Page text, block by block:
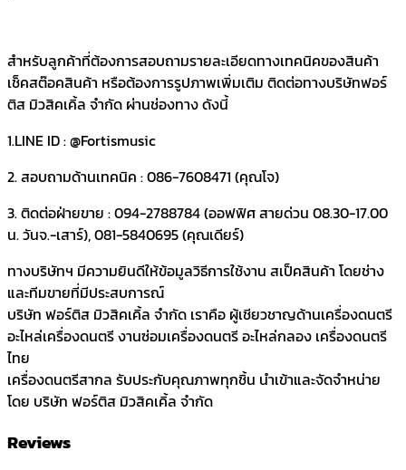
สำหรับลูกค้าที่ต้องการสอบถามรายละเอียดทางเทคนิคของสินค้า
เช็คสต๊อคสินค้า หรือต้องการรูปภาพเพิ่มเติม ติดต่อทางบริษัทฟอร์
ติส มิวสิคเคิ้ล จำกัด ผ่านช่องทาง ดังนี้
1.LINE ID : @Fortismusic
2. สอบถามด้านเทคนิค : 086-7608471 (คุณโจ)
3. ติดต่อฝ่ายขาย : 094-2788784 (ออฟฟิศ สายด่วน 08.30-17.00
น. วันจ.-เสาร์), 081-5840695 (คุณเดียร์)
ทางบริษัทฯ มีความยินดีให้ข้อมูลวิธีการใช้งาน สเป็คสินค้า โดยช่าง
และทีมขายที่มีประสบการณ์
บริษัท ฟอร์ติส มิวสิคเคิ้ล จำกัด เราคือ ผู้เชียวชาญด้านเครื่องดนตรี
อะไหล่เครื่องดนตรี งานซ่อมเครื่องดนตรี อะไหล่กลอง เครื่องดนตรี
ไทย
เครื่องดนตรีสากล รับประกับคุณภาพทุกชิ้น นำเข้าและจัดจำหน่าย
โดย บริษัท ฟอร์ติส มิวสิคเคิ้ล จำกัด
Reviews